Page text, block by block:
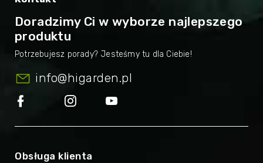
Doradzimy Ci w wyborze najlepszego
produktu
info@higarden.pl
Obsługa klienta